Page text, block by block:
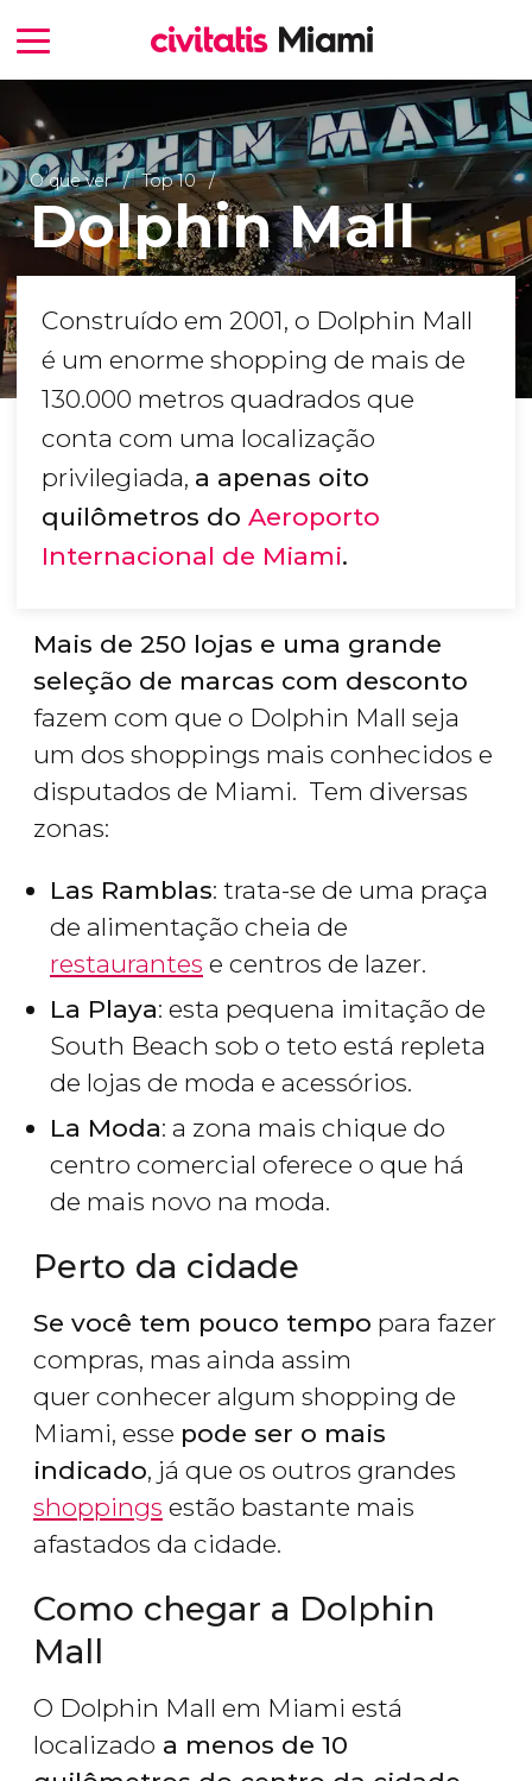
O que ver Top 10
Dolphin Mall
Construído em 2001, o Dolphin Mall
é um enorme shopping de mais de
130.000 metros quadrados que
conta com uma localização
privilegiada, a apenas oito
quilômetros do Aeroporto
Internacional de Miami.
Mais de 250 lojas e uma grande
seleção de marcas com desconto
fazem com que o Dolphin Mall seja
um dos shoppings mais conhecidos e
disputados de Miami. Tem diversas
zonas:
Las Ramblas: trata-se de uma praça
de alimentação cheia de
restaurantes e centros de lazer.
La Playa: esta pequena imitação de
South Beach sob o teto está repleta
de lojas de moda e acessórios.
La Moda: a zona mais chique do
centro comercial oferece o que há
de mais novo na moda.
Perto da cidade
Se você tem pouco tempo para fazer
compras, mas ainda assim
quer conhecer algum shopping de
Miami, esse pode ser o mais
indicado, já que os outros grandes
shoppings estão bastante mais
afastados da cidade.
Como chegar a Dolphin
Mall
O Dolphin Mall em Miami está
localizado a menos de 10